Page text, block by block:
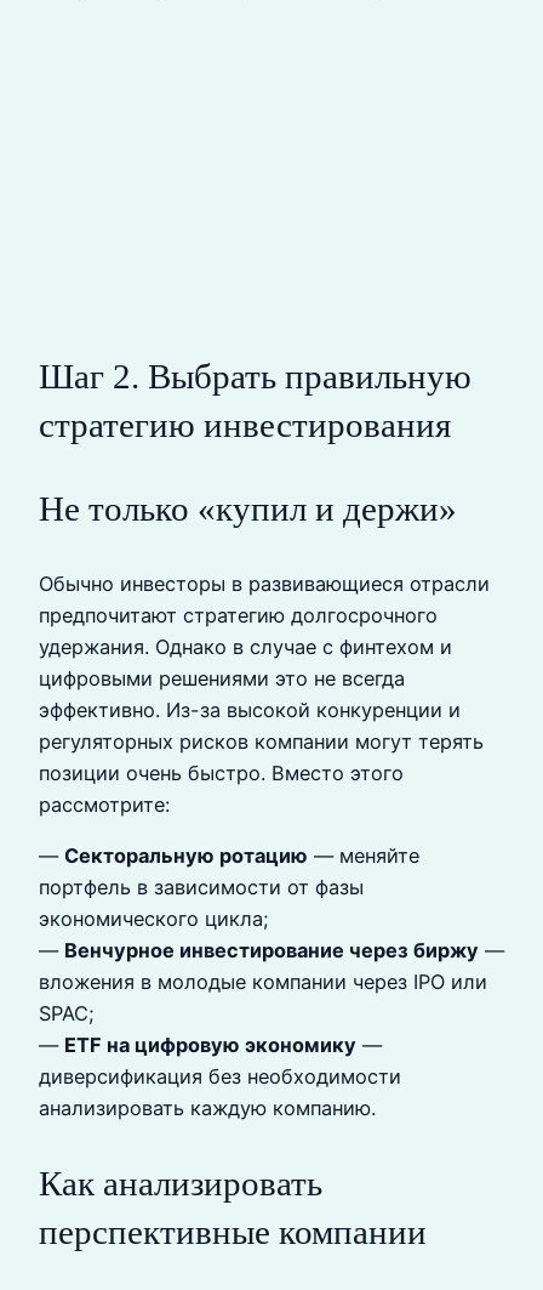
Шаг 2. Выбрать правильную
стратегию инвестирования
Не только «купил и держи»
Обычно инвесторы в развивающиеся отрасли
предпочитают стратегию долгосрочного
удержания. Однако в случае с финтехом и
цифровыми решениями это не всегда
эффективно. Из-за высокой конкуренции и
регуляторных рисков компании могут терять
позиции очень быстро. Вместо этого
рассмотрите:
— Секторальную ротацию — меняйте
портфель в зависимости от фазы
экономического цикла;
— Венчурное инвестирование через биржу —
вложения в молодые компании через IPO или
SPAC;
— ETF на цифровую экономику —
диверсификация без необходимости
анализировать каждую компанию.
Как анализировать
перспективные компании